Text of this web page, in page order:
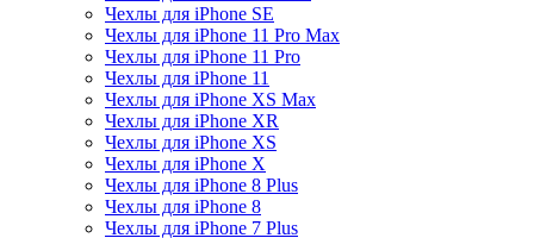
Чехлы для iPhone SE
Чехлы для iPhone 11 Pro Max
Чехлы для iPhone 11 Pro
Чехлы для iPhone 11
Чехлы для iPhone XS Max
Чехлы для iPhone XR
Чехлы для iPhone XS
Чехлы для iPhone X
Чехлы для iPhone 8 Plus
Чехлы для iPhone 8
Чехлы для iPhone 7 Plus